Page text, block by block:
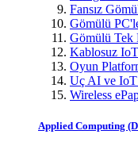
Fansız
Gömülü
Gömülü Tek
Kablosuz
Oyun
Uç AI ve
Wireless
Applied Computing